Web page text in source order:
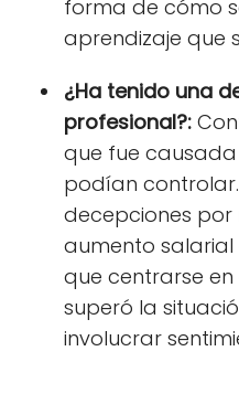
forma de cómo
aprendizaje que
¿Ha tenido una
profesional?:
que fue
podían
decepciones por
aumento salarial
que centrarse
superó la
involucrar